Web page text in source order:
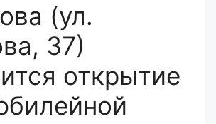
(ул.
37)
открытие